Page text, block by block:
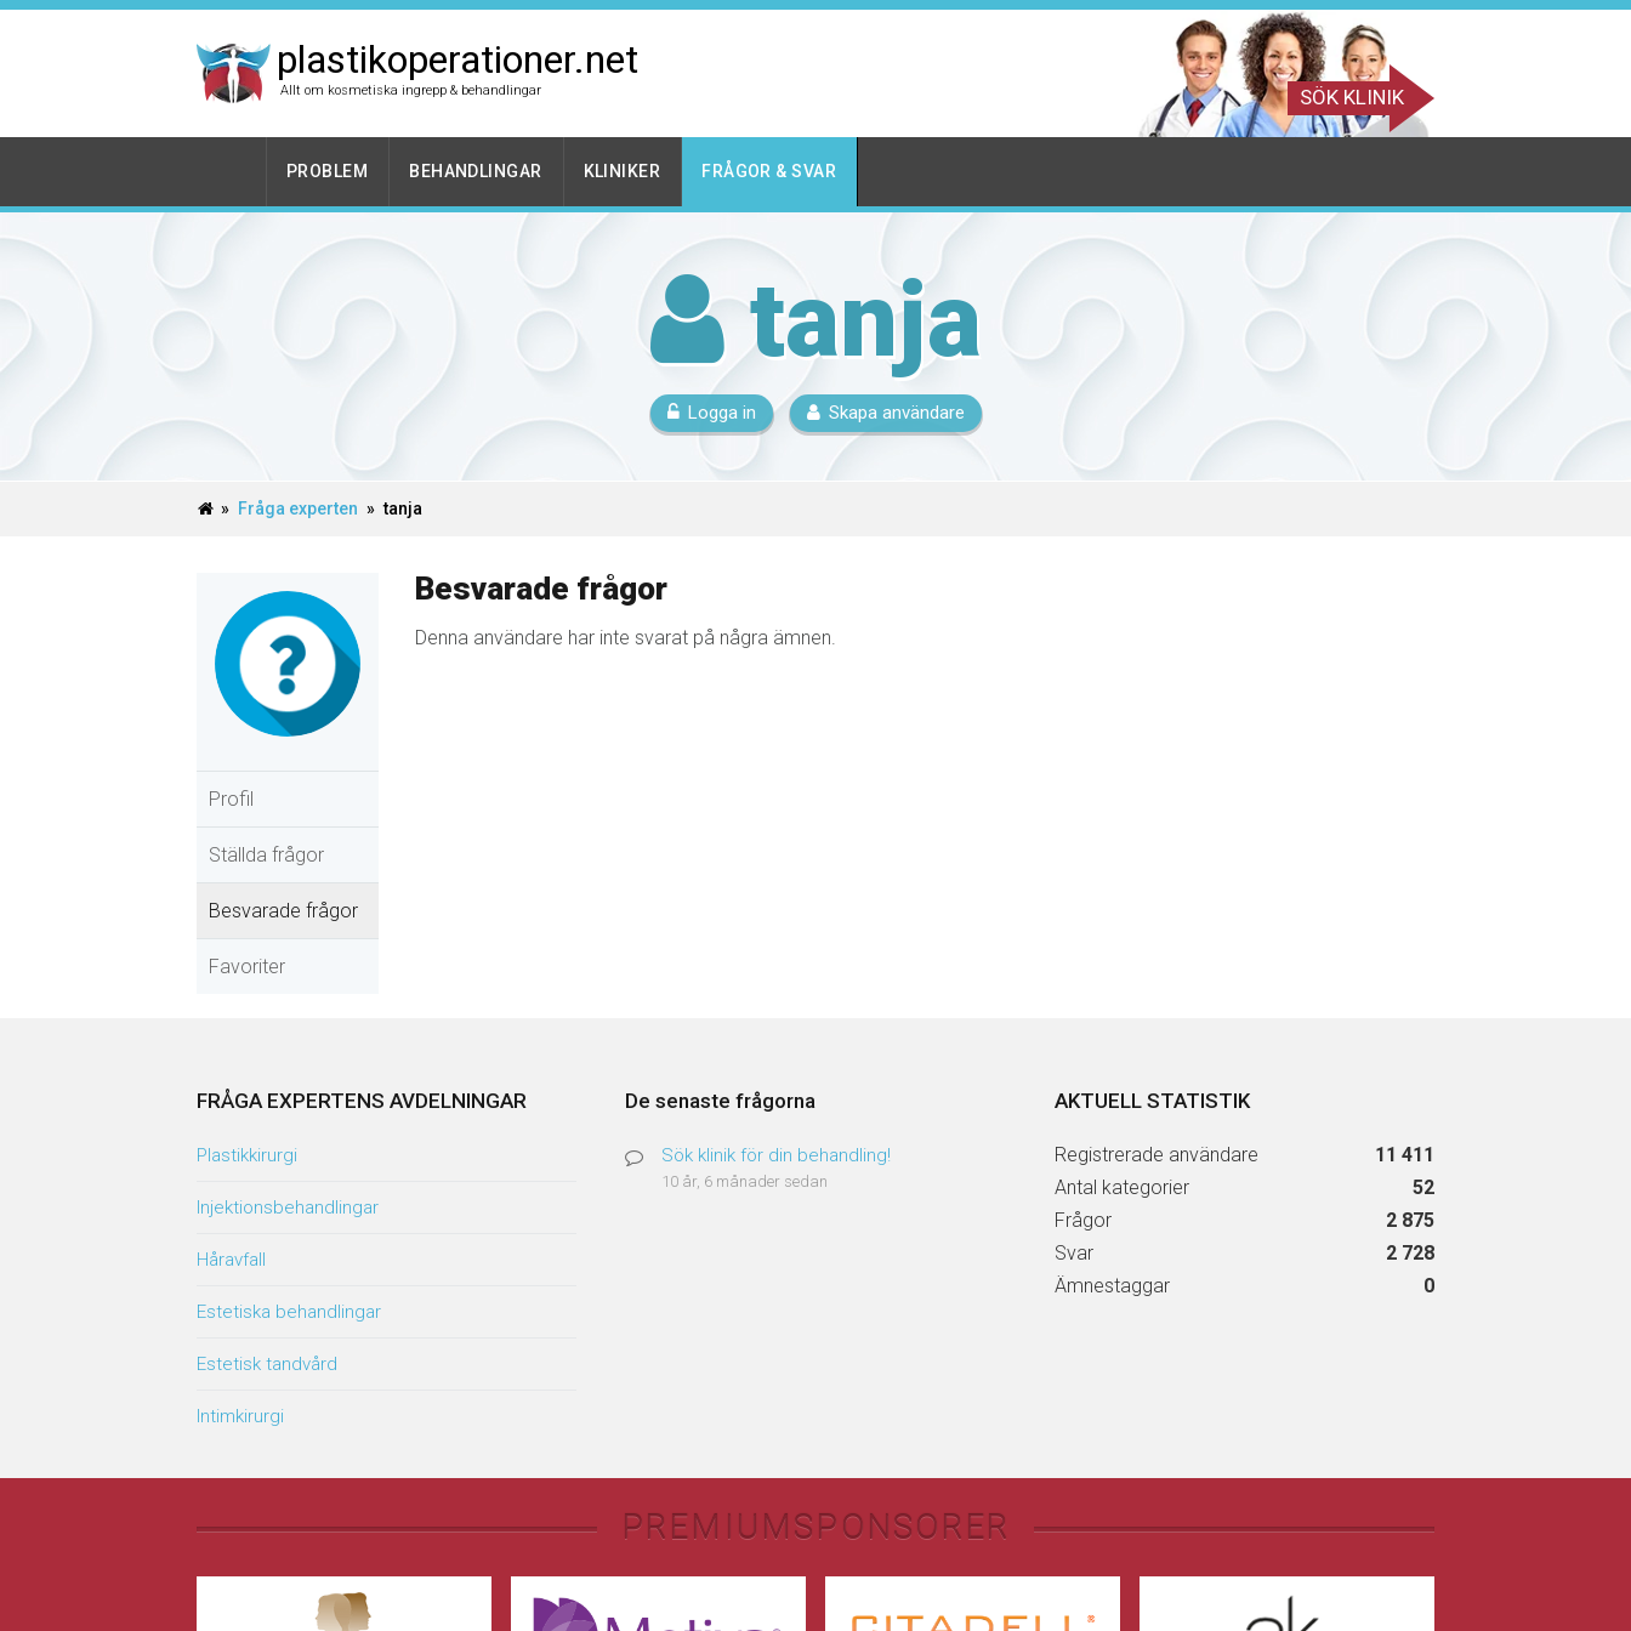
plastikoperationer.net
Allt om kosmetiska ingrepp & behandlingar SÖK KLINIK
PROBLEM BEHANDLINGAR KLINIKER FRÅGOR & SVAR
tanja
Logga in Skapa användare
» Fråga experten » tanja
Profil
Ställda frågor
Besvarade frågor
Favoriter
Besvarade frågor
Denna användare har inte svarat på några ämnen.
FRÅGA EXPERTENS AVDELNINGAR
Plastikkirurgi
Injektionsbehandlingar
Håravfall
Estetiska behandlingar
Estetisk tandvård
Intimkirurgi
De senaste frågorna
Sök klinik för din behandling!
10 år, 6 månader sedan
AKTUELL STATISTIK
Registrerade användare
11 411
Antal kategorier
52
Frågor
2 875
Svar
2 728
Ämnestaggar
0
PREMIUMSPONSORER